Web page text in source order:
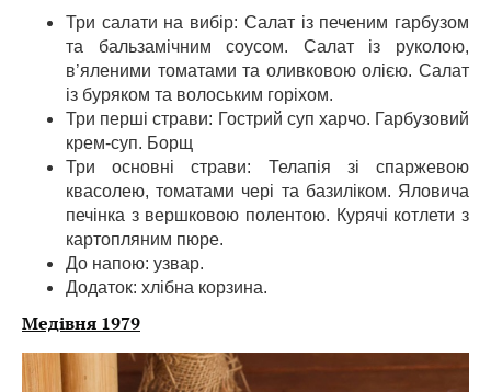
Три салати на вибір: Салат із печеним гарбузом
та бальзамічним соусом. Салат із руколою,
в’яленими томатами та оливковою олією. Салат
із буряком та волоським горіхом.
Три перші страви: Гострий суп харчо. Гарбузовий
крем-суп. Борщ
Три основні страви: Телапія зі спаржевою
квасолею, томатами чері та базиліком. Яловича
печінка з вершковою полентою. Курячі котлети з
картопляним пюре.
До напою: узвар.
Додаток: хлібна корзина.
Медівня 1979